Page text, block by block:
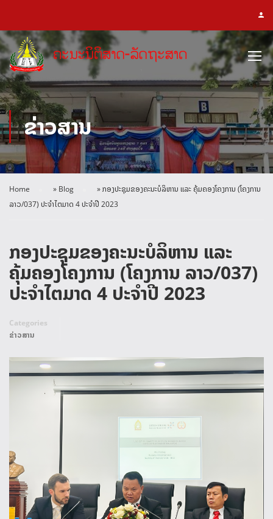
ຂ່າວສານ
Home » Blog »ກອງປະຊຸມຂອງຄະນະບໍລິຫານ ແລະ ຄຸ້ມຄອງໂຄງການ (ໂຄງການ
ລາວ/037) ປະຈໍາໄຕມາດ 4 ປະຈໍາປີ 2023
ກອງປະຊຸມຂອງຄະນະບໍລິຫານ ແລະ
ຄຸ້ມຄອງໂຄງການ (ໂຄງການ ລາວ/037)
ປະຈໍາໄຕມາດ 4 ປະຈໍາປີ 2023
Categories
ຂ່າວສານ